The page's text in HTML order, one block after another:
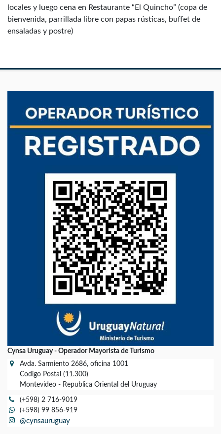
locales y luego cena en Restaurante “El Quincho” (copa de
bienvenida, parrillada libre con papas rústicas, buffet de
ensaladas y postre)
Cynsa Uruguay - Operador Mayorista de Turismo
Avda. Sarmiento 2686, oficina 1001
Codigo Postal (11.300)
Montevideo - Republica Oriental del Uruguay
(+598) 2 716-9019
(+598) 99 856-919
@cynsauruguay